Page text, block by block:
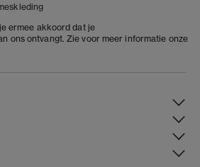
ermee akkoord dat je
ons ontvangt. Zie voor meer informatie onze